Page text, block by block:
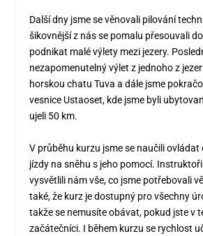
Další dny jsme se věnovali pilování
šikovnější z nás se pomalu přesouvali
podnikat malé výlety mezi jezery.
nezapomenutelný výlet z jednoho z
horskou chatu Tuva a dále jsme
vesnice Ustaoset, kde jsme byli
ujeli 50 km.
V průběhu kurzu jsme se naučili
jízdy na sněhu s jeho pomocí.
vysvětlili nám vše, co jsme potřebovali
také, že kurz je dostupný pro všechny
takže se nemusíte obávat, pokud jste v
začátečníci. I během kurzu se rychlost